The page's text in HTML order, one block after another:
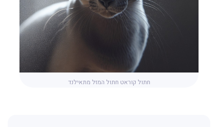
חתול קוראט חתול המזל מתאילנד